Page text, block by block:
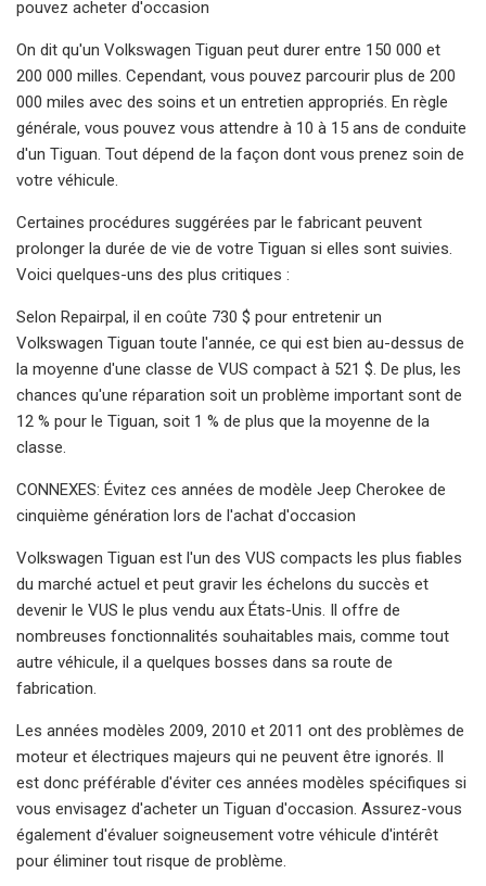
pouvez acheter d'occasion
On dit qu'un Volkswagen Tiguan peut durer entre 150 000 et
200 000 milles. Cependant, vous pouvez parcourir plus de 200
000 miles avec des soins et un entretien appropriés. En règle
générale, vous pouvez vous attendre à 10 à 15 ans de conduite
d'un Tiguan. Tout dépend de la façon dont vous prenez soin de
votre véhicule.
Certaines procédures suggérées par le fabricant peuvent
prolonger la durée de vie de votre Tiguan si elles sont suivies.
Voici quelques-uns des plus critiques :
Selon Repairpal, il en coûte 730 $ pour entretenir un
Volkswagen Tiguan toute l'année, ce qui est bien au-dessus de
la moyenne d'une classe de VUS compact à 521 $. De plus, les
chances qu'une réparation soit un problème important sont de
12 % pour le Tiguan, soit 1 % de plus que la moyenne de la
classe.
CONNEXES: Évitez ces années de modèle Jeep Cherokee de
cinquième génération lors de l'achat d'occasion
Volkswagen Tiguan est l'un des VUS compacts les plus fiables
du marché actuel et peut gravir les échelons du succès et
devenir le VUS le plus vendu aux États-Unis. Il offre de
nombreuses fonctionnalités souhaitables mais, comme tout
autre véhicule, il a quelques bosses dans sa route de
fabrication.
Les années modèles 2009, 2010 et 2011 ont des problèmes de
moteur et électriques majeurs qui ne peuvent être ignorés. Il
est donc préférable d'éviter ces années modèles spécifiques si
vous envisagez d'acheter un Tiguan d'occasion. Assurez-vous
également d'évaluer soigneusement votre véhicule d'intérêt
pour éliminer tout risque de problème.